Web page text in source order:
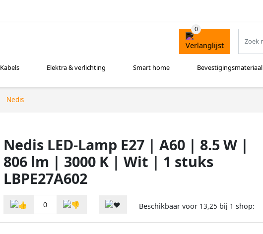
Kabels Elektra & verlichting Smart home Bevestigingsmateriaal
Nedis
Nedis LED-Lamp E27 | A60 | 8.5 W |
806 lm | 3000 K | Wit | 1 stuks
LBPE27A602
0 Beschikbaar voor 13,25 bij 1 shop: